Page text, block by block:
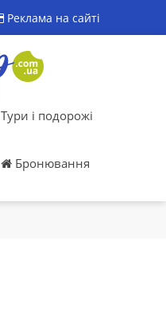
Реклама на сайті
Тури і подорожі
Бронювання